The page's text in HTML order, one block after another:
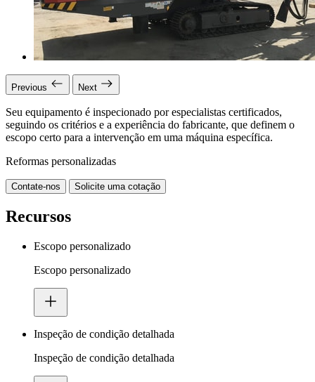
Previous Next
Seu equipamento é inspecionado por especialistas certificados,
seguindo os critérios e a experiência do fabricante, que definem o
escopo certo para a intervenção em uma máquina específica.
Reformas personalizadas
Contate-nos Solicite uma cotação
Recursos
Escopo personalizado
Escopo personalizado
Inspeção de condição detalhada
Inspeção de condição detalhada